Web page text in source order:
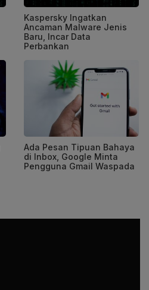
Kaspersky Ingatkan
Ancaman Malware Jenis
Baru, Incar Data
Perbankan
Ada Pesan Tipuan Bahaya
di Inbox, Google Minta
Pengguna Gmail Waspada